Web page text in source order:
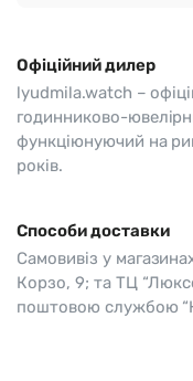
Офіційний дилер
lyudmila.watch –
годинниково-
функціюнуючий на
років.
Способи доставки
Самовивіз у
Корзо, 9; та ТЦ
поштовою службою